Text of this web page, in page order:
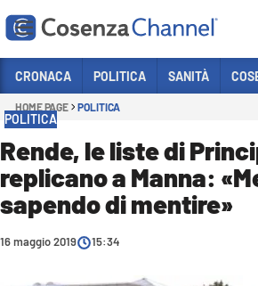
Sezioni
POLITICA
COSENZA CALCIO
ECONOMIA E LAVORO
CRONACA POLITICA SANITÀ
HOME PAGE POLITICA
POLITICA
Rende, le liste di
replicano a Manna:
sapendo di mentire»
16 maggio 2019 15:34